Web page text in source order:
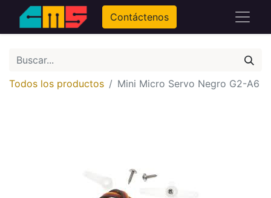
Contáctenos
Todos los productos Mini Micro Servo Negro G2-A6